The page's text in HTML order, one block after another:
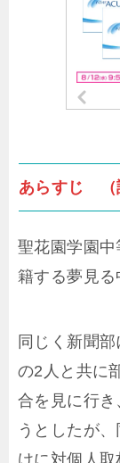
あらすじ （
聖花園学園
籍する夢見る
同じく新聞
の2人と共に
合を見に行
うとしたが
けに対個人